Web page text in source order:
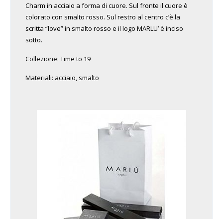
Charm in acciaio a forma di cuore. Sul fronte il cuore è
colorato con smalto rosso. Sul restro al centro c’è la
scritta “love” in smalto rosso e il logo MARLU’ è inciso
sotto.
Collezione: Time to 19
Materiali: acciaio, smalto